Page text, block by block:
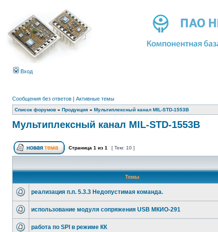
Вход
Сообщения без ответов | Активные темы
Список форумов » Продукция » Мультиплексный канал MIL-STD-1553B
Мультиплексный канал MIL-STD-1553B
Страница 1 из 1 [ Тем: 10 ]
Темы
реализация п.п. 5.3.3 Недопустимая команда.
использование модуля сопряжения USB МКИО-291
работа по SPI в режиме КК